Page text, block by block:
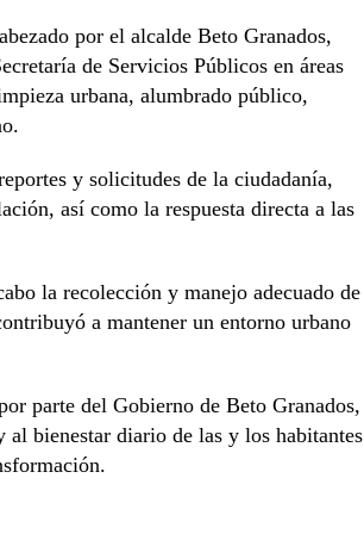
por el alcalde Beto Granados,
de Servicios Públicos en áreas
urbana, alumbrado público,
y solicitudes de la ciudadanía,
así como la respuesta directa a las
la recolección y manejo adecuado de
a mantener un entorno urbano
parte del Gobierno de Beto Granados,
bienestar diario de las y los habitantes